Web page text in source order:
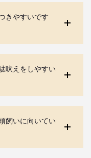
きやすいです
吠えをしやすい
飼いに向いてい